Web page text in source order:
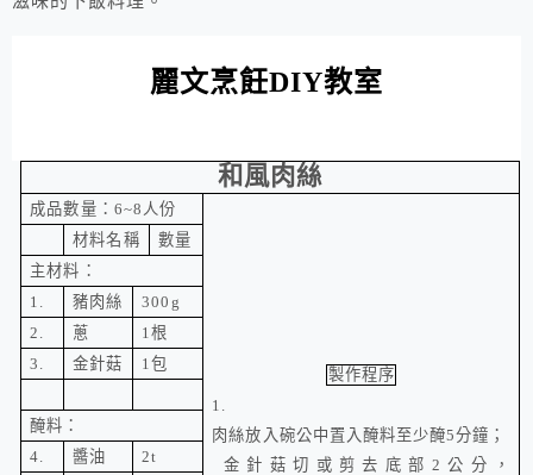
麗文烹飪DIY教室
和風肉絲
成品數量： 6~8 人份
製作程序
1.
肉絲放入碗公中置入醃料至少醃5分鐘；
金針菇切或剪去底部 2 公分，
材料名稱
數量
主材料：
1.
豬肉絲
300g
2.
蔥 1根
3.
金針菇 1包
醃料：
4.
醬油
2t